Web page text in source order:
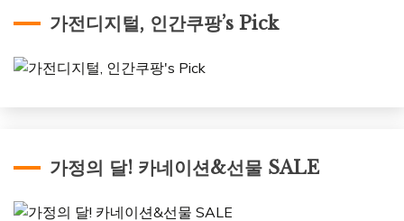
가전디지털, 인간쿠팡’s Pick
가정의 달! 카네이션&선물 SALE